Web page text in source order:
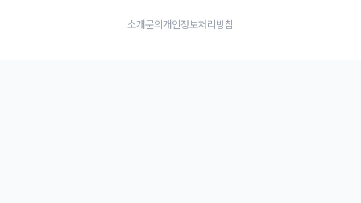
소개문의 개인정보처리방침